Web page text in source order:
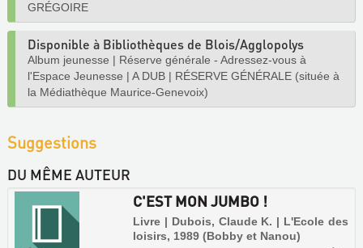
GRÉGOIRE
Disponible à Bibliothèques de Blois/Agglopolys
Album jeunesse | Réserve générale - Adressez-vous à
l'Espace Jeunesse | A DUB | RÉSERVE GÉNÉRALE (située à
la Médiathèque Maurice-Genevoix)
Suggestions
DU MÊME AUTEUR
C'EST MON JUMBO !
Livre | Dubois, Claude K. | L'Ecole des
loisirs, 1989 (Bobby et Nanou)